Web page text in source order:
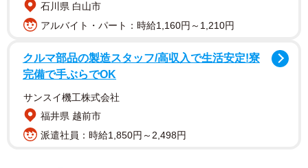
石川県 白山市
アルバイト・パート：時給1,160円～1,210円
クルマ部品の製造スタッフ/高収入で生活安定!寮
完備で手ぶらでOK
サンスイ機工株式会社
福井県 越前市
派遣社員：時給1,850円～2,498円